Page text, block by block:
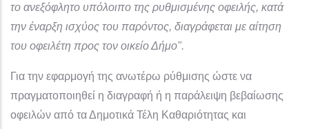
το ανεξόφλητο υπόλοιπο της ρυθμισμένης οφειλής, κατά
την έναρξη ισχύος του παρόντος, διαγράφεται με αίτηση
του οφειλέτη προς τον οικείο Δήμο".
Για την εφαρμογή της ανωτέρω ρύθμισης ώστε να
πραγματοποιηθεί η διαγραφή ή η παράλειψη βεβαίωσης
οφειλών από τα Δημοτικά Τέλη Καθαριότητας και